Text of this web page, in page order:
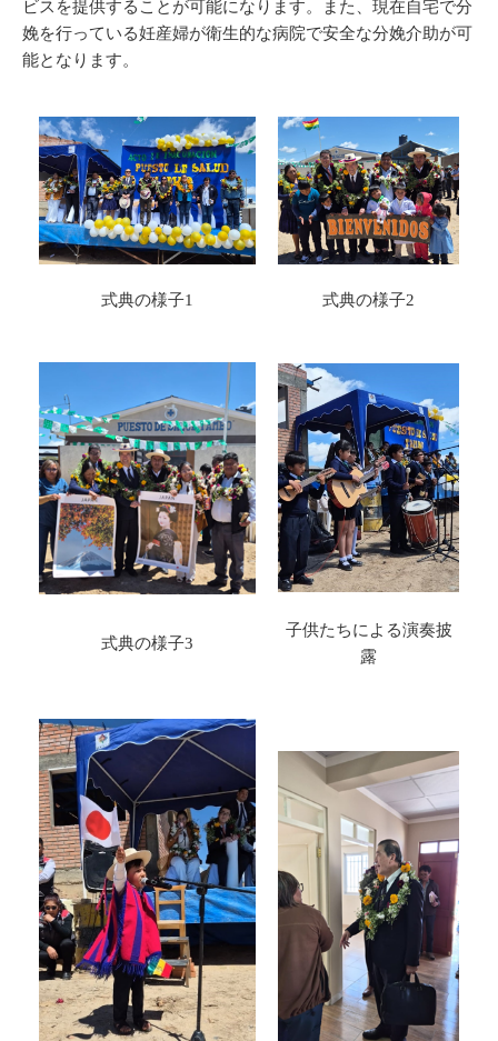
ビスを提供することが可能になります。また、現在自宅で分
娩を行っている妊産婦が衛生的な病院で安全な分娩介助が可
能となります。
式典の様子1 式典の様子2
式典の様子3
子供たちによる演奏披
露